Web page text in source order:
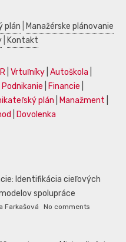
plán
Manažérske plánovanie
Kontakt
Vrtuľníky Autoškola
Podnikanie Financie
plán Manažment
Dovolenka
Identifikácia cieľových
spolupráce
Farkašová No comments